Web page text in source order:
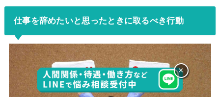
仕事を辞めたいと思ったときに取るべき行動
×